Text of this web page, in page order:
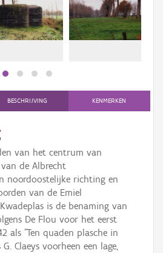
BESCHRIJVING KENMERKEN
van het centrum van
de Albrecht
noordoostelijke richting en
van de Emiel
is de benaming van
De Flou voor het eerst
als "Ten quaden plasche in
Claeys voorheen een lage,